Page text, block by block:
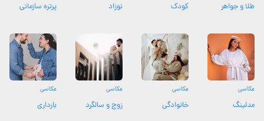
طلا و جواهر کودک نوزاد پرتره سازمانی
عکاسی
مدلینگ
عکاسی
خانوادگی
عکاسی
زوج و سالگرد
عکاسی
بارداری